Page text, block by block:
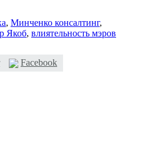
, Минченко консалтинг,
Якоб, влиятельность мэров
Facebook